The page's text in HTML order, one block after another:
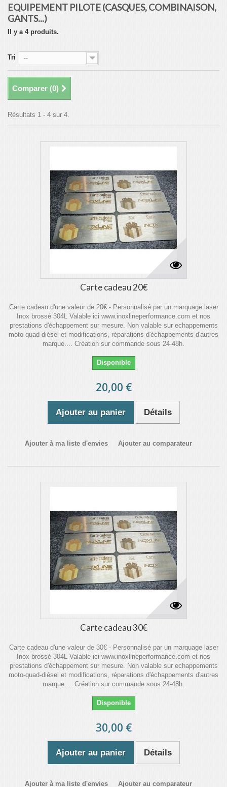
EQUIPEMENT PILOTE (CASQUES, COMBINAISON,
GANTS...)
Il y a 4 produits.
Tri --
Comparer (0)
Résultats 1 - 4 sur 4.
Carte cadeau 20€
Carte cadeau d'une valeur de 20€ - Personnalisé par un marquage laser
Inox brossé 304L Valable ici www.inoxlineperformance.com et nos
prestations d'échappement sur mesure. Non valable sur echappements
moto-quad-diésel et modifications, réparations d'échappements d'autres
marque.... Création sur commande sous 24-48h.
Disponible
20,00 €
Ajouter au panier Détails
Ajouter à ma liste d'envies Ajouter au comparateur
Carte cadeau 30€
Carte cadeau d'une valeur de 30€ - Personnalisé par un marquage laser
Inox brossé 304L Valable ici www.inoxlineperformance.com et nos
prestations d'échappement sur mesure. Non valable sur echappements
moto-quad-diésel et modifications, réparations d'échappements d'autres
marque.... Création sur commande sous 24-48h.
Disponible
30,00 €
Ajouter au panier Détails
Ajouter à ma liste d'envies Ajouter au comparateur